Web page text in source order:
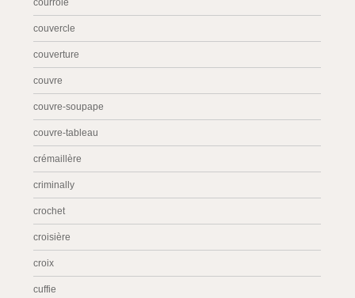
courroie
couvercle
couverture
couvre
couvre-soupape
couvre-tableau
crémaillère
criminally
crochet
croisière
croix
cuffie